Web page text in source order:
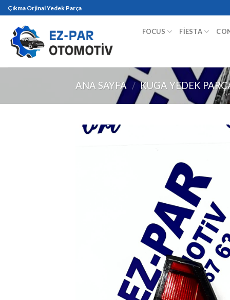
Skip
to
content
Çıkma Orjinal Yedek Parça
FOCUS FIESTA
ANA SAYFA / KUGA YEDEK